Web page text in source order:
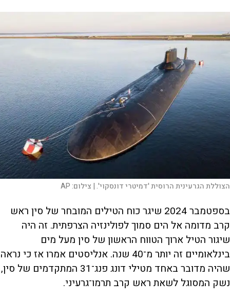
הצוללת הגרעינית הרוסית 'דמיטרי דונסקוי'. | צילום:AP
בספטמבר 2024 שיגר כוח הטילים המובחר של סין ראש
קרב מדומה אל הים סמוך לפולינזיה הצרפתית. זה היה
שיגור הטיל ארוך הטווח הראשון של סין מעל מים
בינלאומיים זה יותר מ־40 שנה. אנליסטים אמרו אז כי נראה
שהיה מדובר באחד מטילי דונג פנג־31 המתקדמים של סין,
נשק המסוגל לשאת ראש קרב תרמו־גרעיני.